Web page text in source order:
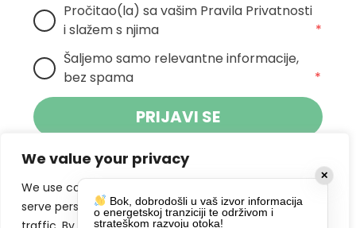
We value your privacy
We use cookies to enhance your browsing experience,
serve personalized ads or content, and analyze our
Pročitao(la) sa vašim Pravila Privatnosti
i slažem s njima
*
Šaljemo samo relevantne informacije,
bez spama
*
PRIJAVI SE
Klikom na gumb dajete suglasnost za
primanje novosti Pokreta Otoka te se
slažete spolitikom privatnosti.
✕
Bok, dobrodošli u vaš izvor informacija
o energetskoj tranziciji te održivom i
strateškom razvoju otoka!